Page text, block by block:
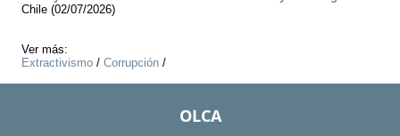
Chile (02/07/2026)
Ver más:
Extractivismo / Corrupción /
OLCA